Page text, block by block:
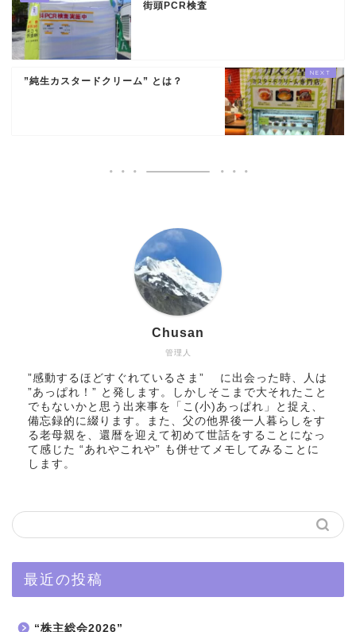
街頭PCR検査
”純生カスタードクリーム” とは？
管理人
Chusan
”感動するほどすぐれているさま” に出会った時、人は
”あっぱれ！” と発します。しかしそこまで大それたこと
でもないかと思う出来事を「こ(小)あっぱれ」と捉え、
備忘録的に綴ります。また、父の他界後一人暮らしをす
る老母親を、還暦を迎えて初めて世話をすることになっ
て感じた “あれやこれや” も併せてメモしてみることに
します。
最近の投稿
“株主総会2026”